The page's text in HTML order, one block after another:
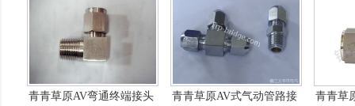
青青草原AV弯通终端接头
青青草原AV式气动管路接
青青草